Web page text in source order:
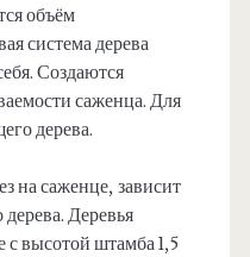
объём
система дерева
Создаются
саженца. Для
дерева.
на саженце, зависит
Деревья
высотой штамба 1,5